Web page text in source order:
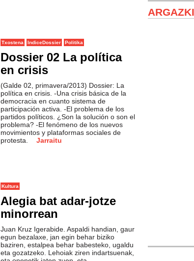
Txostena IndiceDossier Politika
Dossier 02 La política
en crisis
(Galde 02, primavera/2013) Dossier: La
política en crisis. -Una crisis básica de la
democracia en cuanto sistema de
participación activa. -El problema de los
partidos políticos. ¿Son la solución o son el
problema? -El fenómeno de los nuevos
movimientos y plataformas sociales de
protesta.
Jarraitu
Kultura
Alegia bat adar-jotze
minorrean
Juan Kruz Igerabide. Aspaldi handian, gaur
egun bezalaxe, jan egin behar biziko
baziren, estalpea behar babesteko, ugaldu
eta gozatzeko. Lehoiak ziren indartsuenak,